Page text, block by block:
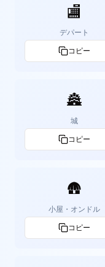
🏬
デパート
コピー
🏯
城
コピー
🛖
小屋・オンドル
コピー